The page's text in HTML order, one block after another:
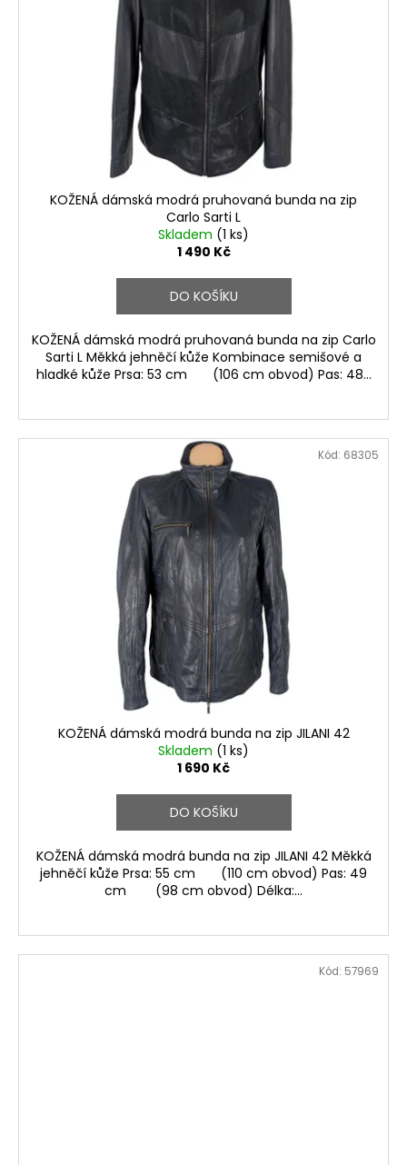
KOŽENÁ dámská modrá pruhovaná bunda na zip
Carlo Sarti L
Skladem (1 ks)
1 490 Kč
DO KOŠÍKU
KOŽENÁ dámská modrá pruhovaná bunda na zip Carlo
Sarti L Měkká jehněčí kůže Kombinace semišové a
hladké kůže Prsa: 53 cm (106 cm obvod) Pas: 48...
KOŽENÁ dámská modrá bunda na zip JILANI 42
Skladem (1 ks)
1 690 Kč
DO KOŠÍKU
KOŽENÁ dámská modrá bunda na zip JILANI 42 Měkká
jehněčí kůže Prsa: 55 cm (110 cm obvod) Pas: 49
cm (98 cm obvod) Délka:...
Kód: 68305
Kód: 57969